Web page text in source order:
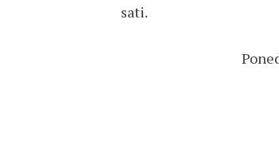
sati.
Ponedjeljkom i